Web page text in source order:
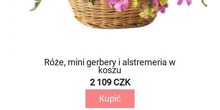
Róże, mini gerbery i alstremeria w
koszu
2 109 CZK
Kupić